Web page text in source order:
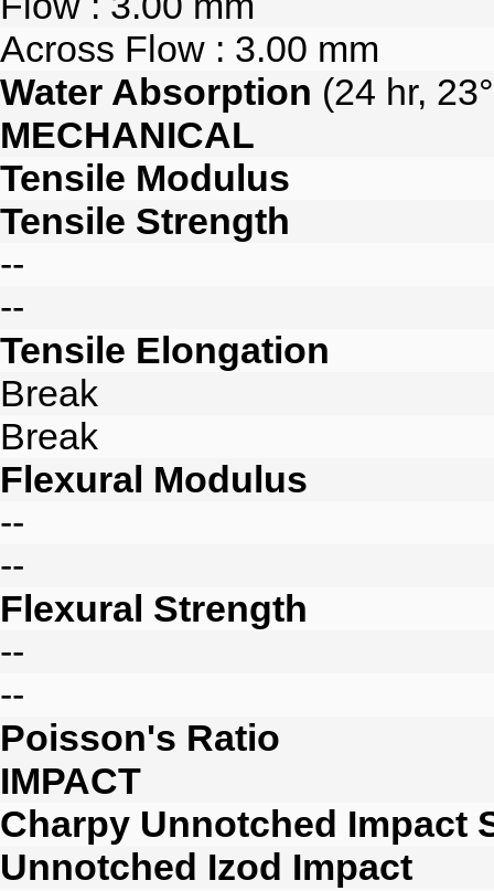
Across Flow : 3.00 mm
Water Absorption (24 hr,
MECHANICAL
Tensile Modulus
Tensile Strength
--
--
Tensile Elongation
Break
Break
Flexural Modulus
--
--
Flexural Strength
--
--
Poisson's Ratio
IMPACT
Charpy Unnotched Impact
Unnotched Izod Impact